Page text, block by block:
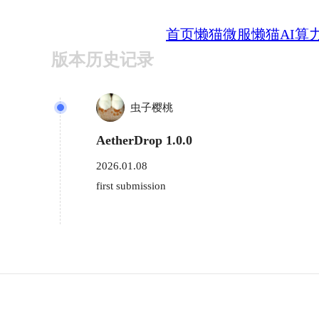
首页懒猫微服懒猫AI算
版本历史记录
虫子樱桃
AetherDrop 1.0.0
2026.01.08
first submission